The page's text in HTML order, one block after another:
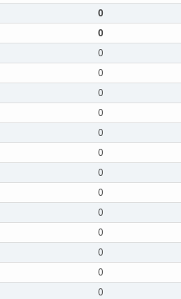
0
0
0
0
0
0
0
0
0
0
0
0
0
0
0